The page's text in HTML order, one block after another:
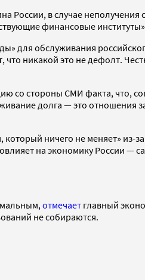
России, в случае неполучения
финансовые
для обслуживания
никакой это не дефолт.
со стороны СМИ факта, что,
долга — это отношения
ничего не меняет» из-
на экономику России —
отмечает главный
не собираются.